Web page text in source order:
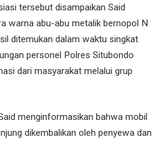
tersebut disampaikan Said
warna abu-abu metalik bernopol N
ditemukan dalam waktu singkat
personel Polres Situbondo
dari masyarakat melalui grup
menginformasikan bahwa mobil
dikembalikan oleh penyewa dan